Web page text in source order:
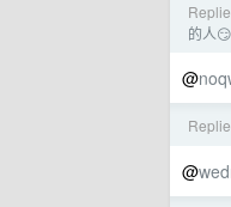
的人😏
@
@